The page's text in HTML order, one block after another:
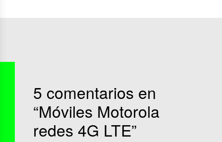
5 comentarios en
“Móviles Motorola
redes 4G LTE”